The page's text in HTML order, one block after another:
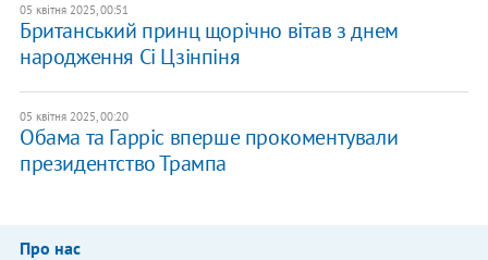
05 квітня 2025, 00:51
Британський принц щорічно вітав з днем
народження Сі Цзінпіня
05 квітня 2025, 00:20
Обама та Гарріс вперше прокоментували
президентство Трампа
Про нас